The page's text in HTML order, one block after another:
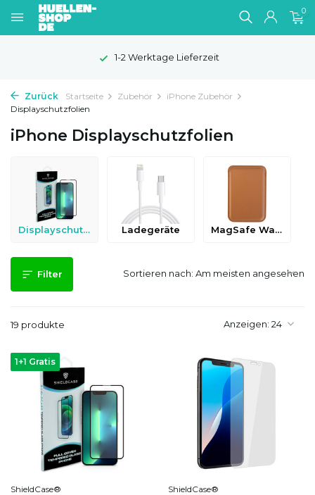
0
100 Tage Widerrufsrecht
Zurück Startseite Zubehör
iPhone Zubehör
Displayschutzfolien
iPhone Displayschutzfolien
Displayschutzfolien Ladegeräte MagSafe Wallets
Filter
19 produkte Anzeigen:
Sortieren nach:
1+1 Gratis
ShieldCase® ShieldCase®